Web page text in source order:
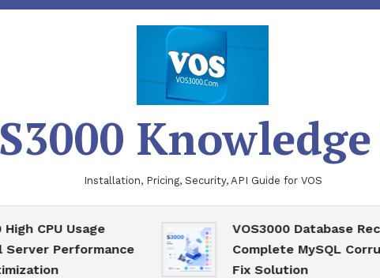
Installation, Pricing, Security, API Guide for VOS
Usage
Performance
VOS3000 Database Recovery
Complete MySQL Corruption
Fix Solution